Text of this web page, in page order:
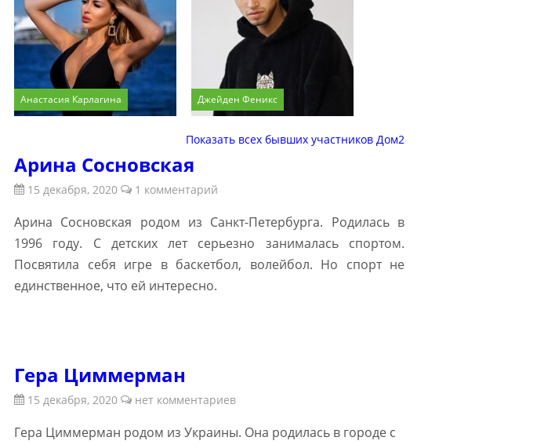
Анастасия Карлагина Джейден Феникс
Показать всех бывших участников Дом2
Арина Сосновская
15 декабря, 2020 1 комментарий
Арина Сосновская родом из Санкт-Петербурга. Родилась в
1996 году. С детских лет серьезно занималась спортом.
Посвятила себя игре в баскетбол, волейбол. Но спорт не
единственное, что ей интересно.
Гера Циммерман
15 декабря, 2020 нет комментариев
Гера Циммерман родом из Украины. Она родилась в городе с